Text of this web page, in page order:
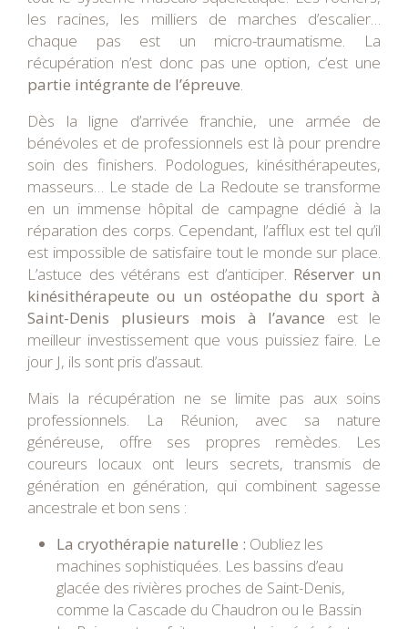
les racines, les milliers de marches d’escalier…
chaque pas est un micro-traumatisme. La
récupération n’est donc pas une option, c’est une
partie intégrante de l’épreuve.
Dès la ligne d’arrivée franchie, une armée de
bénévoles et de professionnels est là pour prendre
soin des finishers. Podologues, kinésithérapeutes,
masseurs… Le stade de La Redoute se transforme
en un immense hôpital de campagne dédié à la
réparation des corps. Cependant, l’afflux est tel qu’il
est impossible de satisfaire tout le monde sur place.
L’astuce des vétérans est d’anticiper. Réserver un
kinésithérapeute ou un ostéopathe du sport à
Saint-Denis plusieurs mois à l’avance est le
meilleur investissement que vous puissiez faire. Le
jour J, ils sont pris d’assaut.
Mais la récupération ne se limite pas aux soins
professionnels. La Réunion, avec sa nature
généreuse, offre ses propres remèdes. Les
coureurs locaux ont leurs secrets, transmis de
génération en génération, qui combinent sagesse
ancestrale et bon sens :
La cryothérapie naturelle : Oubliez les
machines sophistiquées. Les bassins d’eau
glacée des rivières proches de Saint-Denis,
comme la Cascade du Chaudron ou le Bassin